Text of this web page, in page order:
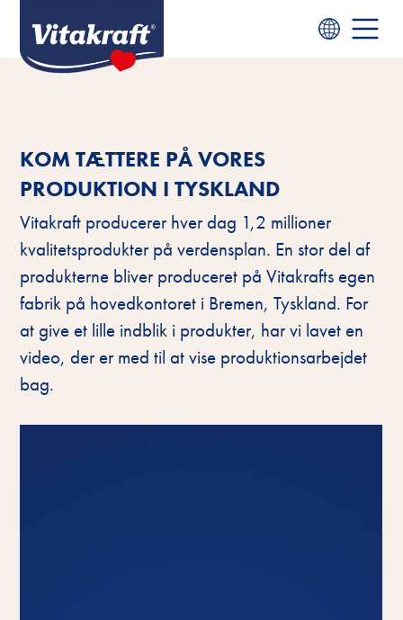
KOM TÆTTERE PÅ VORES
PRODUKTION I TYSKLAND
Vitakraft producerer hver dag 1,2 millioner
kvalitetsprodukter på verdensplan. En stor del af
produkterne bliver produceret på Vitakrafts egen
fabrik på hovedkontoret i Bremen, Tyskland. For
at give et lille indblik i produkter, har vi lavet en
video, der er med til at vise produktionsarbejdet
bag.